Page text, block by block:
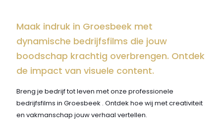
Maak indruk in Groesbeek met
dynamische bedrijfsfilms die jouw
boodschap krachtig overbrengen. Ontdek
de impact van visuele content.
Breng je bedrijf tot leven met onze professionele
bedrijfsfilms in Groesbeek . Ontdek hoe wij met creativiteit
en vakmanschap jouw verhaal vertellen.